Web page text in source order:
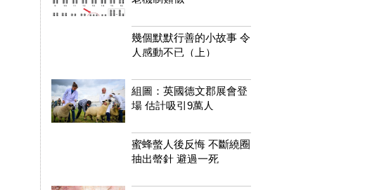
幾個默默行善的小故事 令
人感動不已（上）
組圖：英國德文郡展會登
場 估計吸引9萬人
蜜蜂螫人後反悔 不斷繞圈
抽出螫針 避過一死